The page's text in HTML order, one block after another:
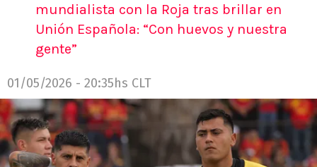
mundialista con la Roja tras brillar en
Unión Española: “Con huevos y nuestra
gente”
01/05/2026 - 20:35hs CLT